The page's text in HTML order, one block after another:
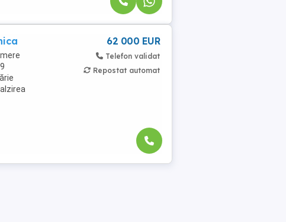
62 000 EUR
Telefon validat
Repostat automat